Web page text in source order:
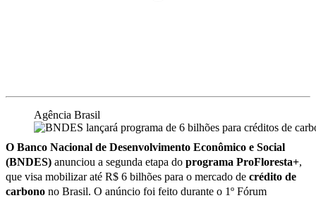
Agência Brasil
O Banco Nacional de Desenvolvimento Econômico e Social
(BNDES) anunciou a segunda etapa do programa ProFloresta+,
que visa mobilizar até R$ 6 bilhões para o mercado de crédito de
carbono no Brasil. O anúncio foi feito durante o 1º Fórum